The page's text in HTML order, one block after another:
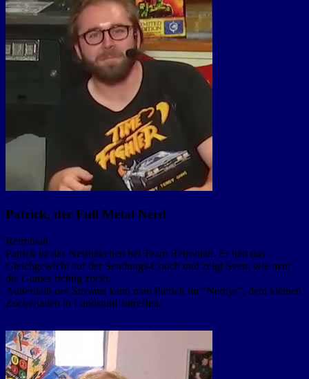
Patrick, der Full Metal Nerd
Retroblah
Patrick ist das Nesthäkchen bei Team Retroblah. Er hält das
Gleichgewicht auf der Sendungs-Couch und zeigt Sven, wie man
die Games richtig zockt.
Außerhalb des Streams kann man Patrick im “Nerdys”, dem kleinen
Zockerladen in Landstuhl antreffen.